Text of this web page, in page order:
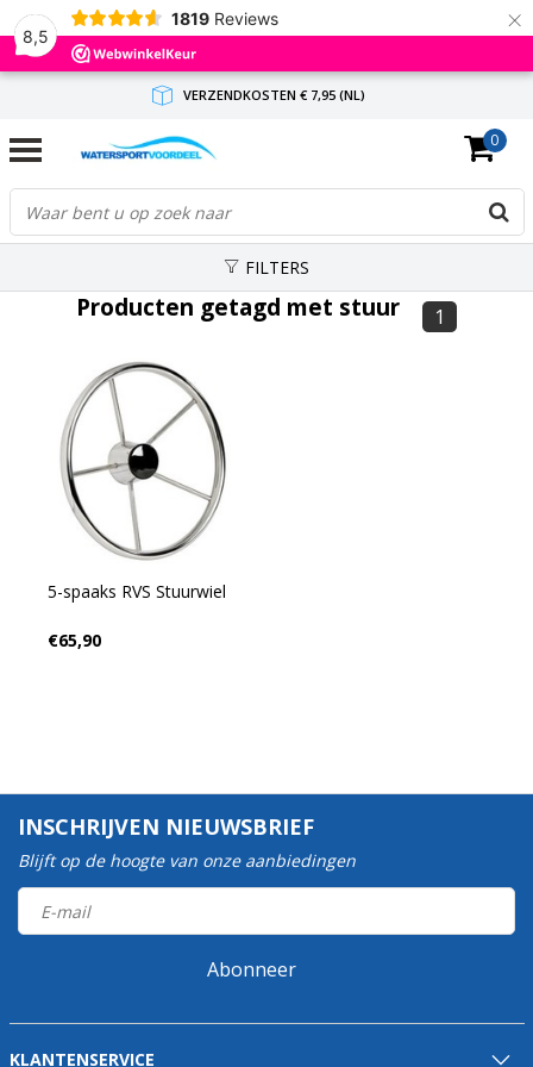
8,5
1819 Reviews ×
VERZENDKOSTEN € 7,95 (NL)
GRATIS VERZENDING(NL) VANAF € 65,-
BINNEN 1-3 WERKDAGEN ANTWOORD
0
FILTERS
Producten getagd met stuur 1
5-spaaks RVS Stuurwiel
€65,90
INSCHRIJVEN NIEUWSBRIEF
Blijft op de hoogte van onze aanbiedingen
Abonneer
KLANTENSERVICE